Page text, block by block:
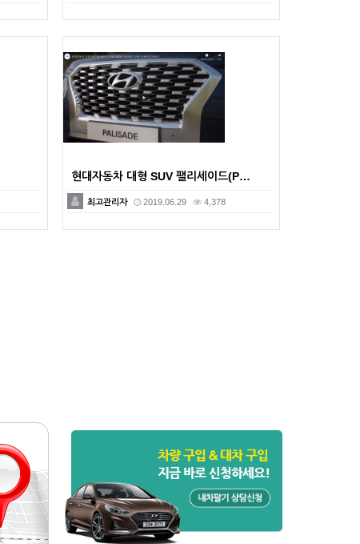
현대자동차 대형 SUV 팰리세이드(P…
최고관리자 2019.06.29 4,378